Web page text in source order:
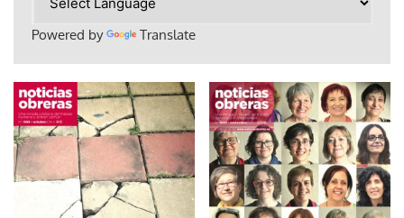
Powered by Translate